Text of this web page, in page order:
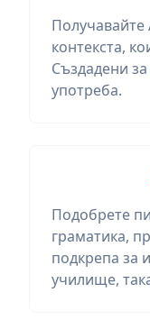
Получавайте
контекста,
Създадени
употреба.
Подобрете
граматика,
подкрепа за
училище,